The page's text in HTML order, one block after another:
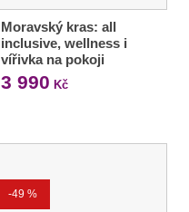
Moravský kras: all
inclusive, wellness i
vířivka na pokoji
3 990 Kč
-49 %